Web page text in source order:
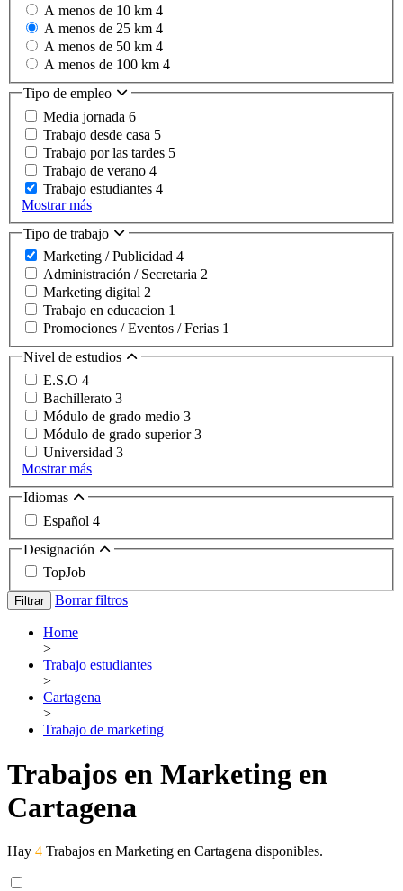
A menos de 10 km 4
A menos de 25 km 4
A menos de 50 km 4
A menos de 100 km 4
Tipo de empleo
Media jornada 6
Trabajo desde casa 5
Trabajo por las tardes 5
Trabajo de verano 4
Trabajo estudiantes 4
Mostrar más
Tipo de trabajo
Marketing / Publicidad 4
Administración / Secretaria 2
Marketing digital 2
Trabajo en educacion 1
Promociones / Eventos / Ferias 1
Nivel de estudios
E.S.O 4
Bachillerato 3
Módulo de grado medio 3
Módulo de grado superior3
Universidad 3
Mostrar más
Idiomas
Español 4
Designación
TopJob
Filtrar Borrar filtros
Home
>
Trabajo estudiantes
>
Cartagena
>
Trabajo de marketing
Trabajos en Marketing en
Cartagena
Hay 4 Trabajos en Marketing en Cartagena disponibles.